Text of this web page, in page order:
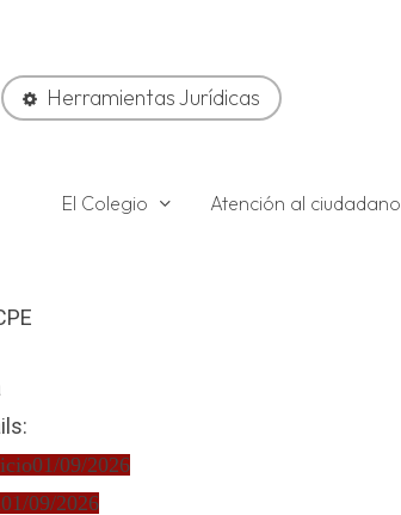
Herramientas Jurídicas
El Colegio Atención al ciudadano
01/09/2026
01/09/2026